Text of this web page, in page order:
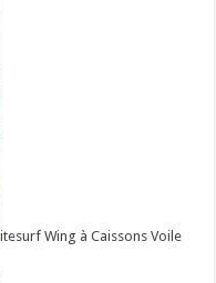
Wing à Caissons Voile